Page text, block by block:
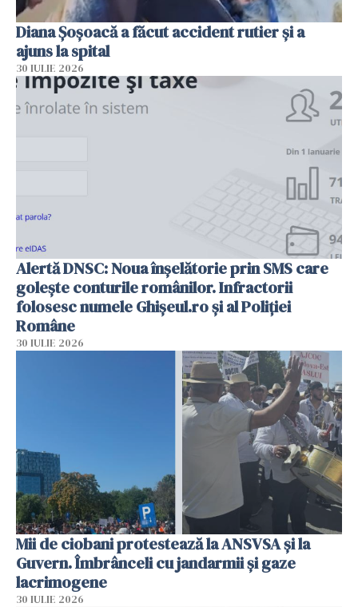
Diana Șoșoacă a făcut accident rutier și a
ajuns la spital
30 IULIE 2026
Alertă DNSC: Noua înșelătorie prin SMS care
golește conturile românilor. Infractorii
folosesc numele Ghișeul.ro și al Poliției
Române
30 IULIE 2026
Mii de ciobani protestează la ANSVSA și la
Guvern. Îmbrânceli cu jandarmii și gaze
lacrimogene
30 IULIE 2026